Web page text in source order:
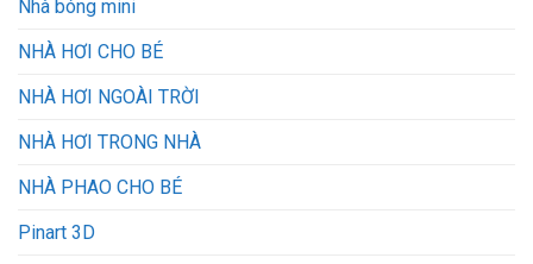
Nhà bóng mini
NHÀ HƠI CHO BÉ
NHÀ HƠI NGOÀI TRỜI
NHÀ HƠI TRONG NHÀ
NHÀ PHAO CHO BÉ
Pinart 3D